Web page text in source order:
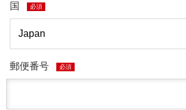
国 必須
郵便番号 必須